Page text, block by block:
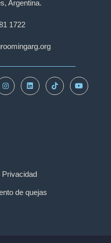
Argentina.
1722
Privacidad
de quejas